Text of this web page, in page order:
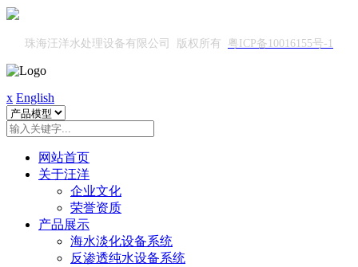
珠海汪洋水处理设备有限公司 版权所有 粤ICP备10016155号-1
x English
网站首页
关于汪洋
企业文化
荣誉资质
产品展示
海水淡化设备系统
反渗透纯水设备系统